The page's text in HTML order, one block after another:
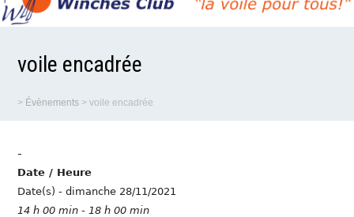
voile encadrée
> Évènements >voile encadrée
-
Date / Heure
Date(s) - dimanche 28/11/2021
14 h 00 min - 18 h 00 min